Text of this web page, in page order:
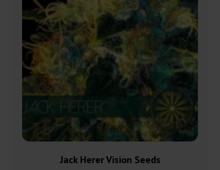
Jack Herer Vision Seeds